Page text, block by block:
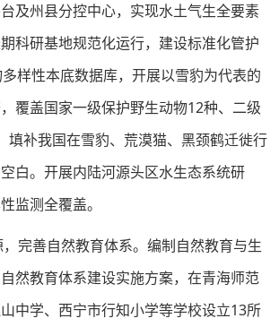
及州县分控中心，实现水土气生全要素
科研基地规范化运行，建设标准化管护
样性本底数据库，开展以雪豹为代表的
覆盖国家一级保护野生动物12种、二级
填补我国在雪豹、荒漠猫、黑颈鹤迁徙行
白。开展内陆河源头区水生态系统研
监测全覆盖。
完善自然教育体系。编制自然教育与生
然教育体系建设实施方案，在青海师范
中学、西宁市行知小学等学校设立13所